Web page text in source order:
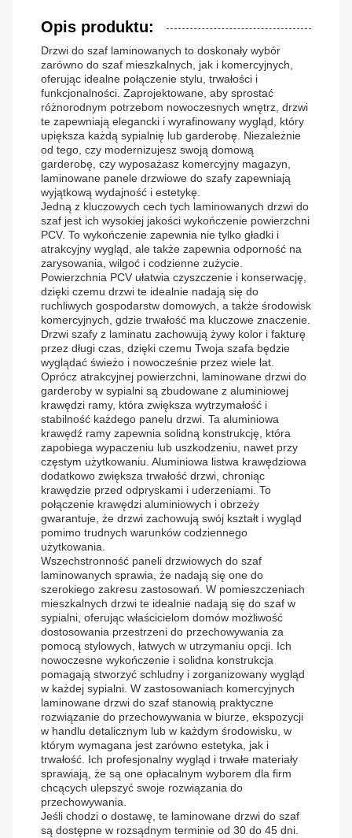
Opis produktu:
Drzwi do szaf laminowanych to doskonały wybór
zarówno do szaf mieszkalnych, jak i komercyjnych,
oferując idealne połączenie stylu, trwałości i
funkcjonalności. Zaprojektowane, aby sprostać
różnorodnym potrzebom nowoczesnych wnętrz, drzwi
te zapewniają elegancki i wyrafinowany wygląd, który
upiększa każdą sypialnię lub garderobę. Niezależnie
od tego, czy modernizujesz swoją domową
garderobę, czy wyposażasz komercyjny magazyn,
laminowane panele drzwiowe do szafy zapewniają
wyjątkową wydajność i estetykę.
Jedną z kluczowych cech tych laminowanych drzwi do
szaf jest ich wysokiej jakości wykończenie powierzchni
PCV. To wykończenie zapewnia nie tylko gładki i
atrakcyjny wygląd, ale także zapewnia odporność na
zarysowania, wilgoć i codzienne zużycie.
Powierzchnia PCV ułatwia czyszczenie i konserwację,
dzięki czemu drzwi te idealnie nadają się do
ruchliwych gospodarstw domowych, a także środowisk
komercyjnych, gdzie trwałość ma kluczowe znaczenie.
Drzwi szafy z laminatu zachowują żywy kolor i fakturę
przez długi czas, dzięki czemu Twoja szafa będzie
wyglądać świeżo i nowocześnie przez wiele lat.
Oprócz atrakcyjnej powierzchni, laminowane drzwi do
garderoby w sypialni są zbudowane z aluminiowej
krawędzi ramy, która zwiększa wytrzymałość i
stabilność każdego panelu drzwi. Ta aluminiowa
krawędź ramy zapewnia solidną konstrukcję, która
zapobiega wypaczeniu lub uszkodzeniu, nawet przy
częstym użytkowaniu. Aluminiowa listwa krawędziowa
dodatkowo zwiększa trwałość drzwi, chroniąc
krawędzie przed odpryskami i uderzeniami. To
połączenie krawędzi aluminiowych i obrzeży
gwarantuje, że drzwi zachowują swój kształt i wygląd
pomimo trudnych warunków codziennego
użytkowania.
Wszechstronność paneli drzwiowych do szaf
laminowanych sprawia, że ​​nadają się one do
szerokiego zakresu zastosowań. W pomieszczeniach
mieszkalnych drzwi te idealnie nadają się do szaf w
sypialni, oferując właścicielom domów możliwość
dostosowania przestrzeni do przechowywania za
pomocą stylowych, łatwych w utrzymaniu opcji. Ich
nowoczesne wykończenie i solidna konstrukcja
pomagają stworzyć schludny i zorganizowany wygląd
w każdej sypialni. W zastosowaniach komercyjnych
laminowane drzwi do szaf stanowią praktyczne
rozwiązanie do przechowywania w biurze, ekspozycji
w handlu detalicznym lub w każdym środowisku, w
którym wymagana jest zarówno estetyka, jak i
trwałość. Ich profesjonalny wygląd i trwałe materiały
sprawiają, że są one opłacalnym wyborem dla firm
chcących ulepszyć swoje rozwiązania do
przechowywania.
Jeśli chodzi o dostawę, te laminowane drzwi do szaf
są dostępne w rozsądnym terminie od 30 do 45 dni.